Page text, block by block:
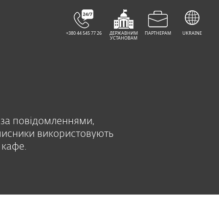
повідомленнями,
використовують
кафе.
+380 44 545 77 26 ДЕРЖАВНИМ
УСТАНОВАМ
ПАРТНЕРАМ UKRAINE